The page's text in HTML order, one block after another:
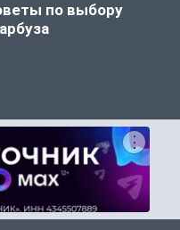
по выбору